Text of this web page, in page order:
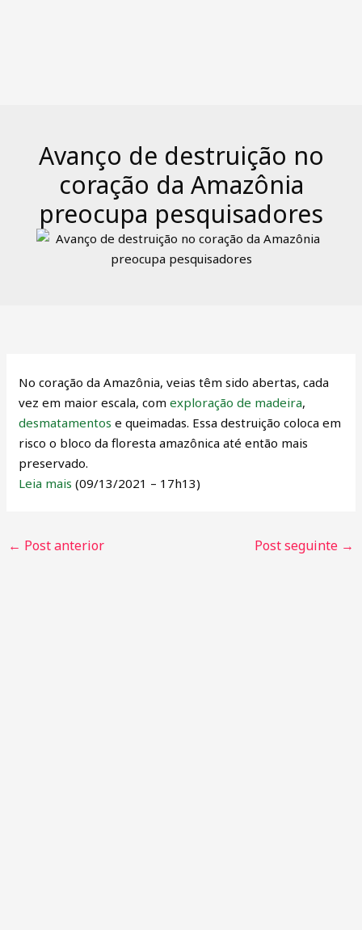
Avanço de destruição no
coração da Amazônia
preocupa pesquisadores
No coração da Amazônia, veias têm sido abertas, cada
vez em maior escala, comexploração de madeira,
desmatamentose queimadas. Essa destruição coloca em
risco o bloco da floresta amazônica até então mais
preservado.
Leia mais (09/13/2021 – 17h13)
← Post anterior Post seguinte →